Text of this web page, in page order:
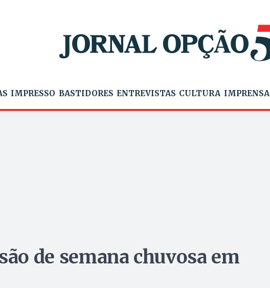
IMPRESSO BASTIDORES ENTREVISTAS CULTURA IMPRENSA
de semana chuvosa em